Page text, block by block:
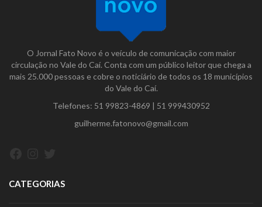
O Jornal Fato Novo é o veículo de comunicação com maior
circulação no Vale do Caí. Conta com um público leitor que chega a
mais 25.000 pessoas e cobre o noticiário de todos os 18 municípios
do Vale do Caí.
Telefones: 51 99823-4869 | 51 999430952
guilherme.fatonovo@gmail.com
CATEGORIAS